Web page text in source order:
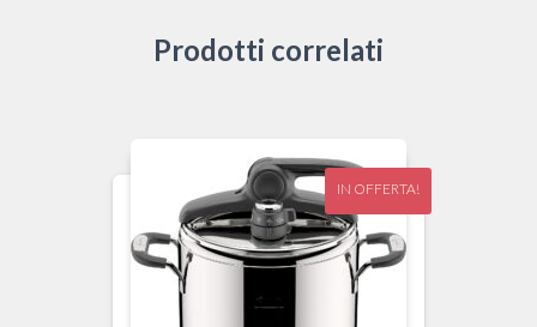
Prodotti correlati
IN OFFERTA!